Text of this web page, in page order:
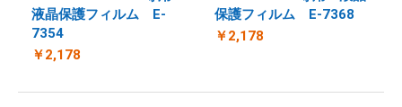
液晶保護フィルム E-
7354
￥2,178
保護フィルム E-7368
￥2,178